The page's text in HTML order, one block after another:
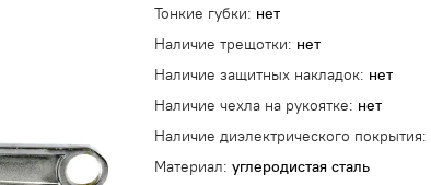
Тонкие губки: нет
Наличие трещотки: нет
Наличие защитных накладок: нет
Наличие чехла на рукоятке: нет
Наличие диэлектрического покрытия:
Материал: углеродистая сталь